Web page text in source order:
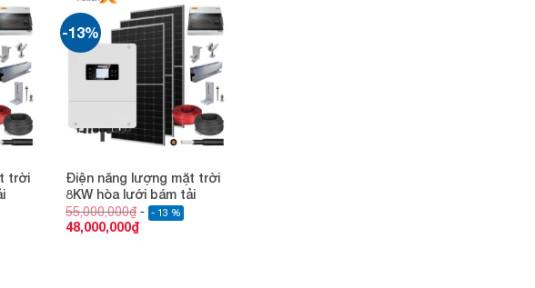
Add to
wishlist
trời
-13%
Add to
wishlist
Điện năng lượng mặt trời
8KW hòa lưới bám tải
55,000,000₫ - 13 %
48,000,000₫